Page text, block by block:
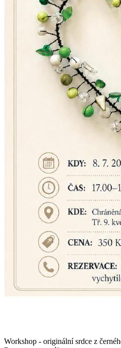
Workshop - originální srdce z